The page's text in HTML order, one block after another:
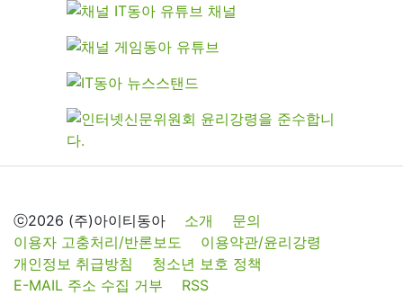
ⓒ2026 (주)아이티동아 소개
문의
이용자 고충처리/반론보도
이용약관/윤리강령
개인정보 취급방침
청소년 보호 정책
E-MAIL 주소 수집 거부
RSS